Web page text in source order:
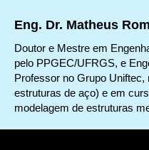
Eng. Dr. Matheus
Doutor e Mestre em
pelo PPGEC/UFRGS, e
Professor no Grupo
estruturas de aço) e em
modelagem de estruturas